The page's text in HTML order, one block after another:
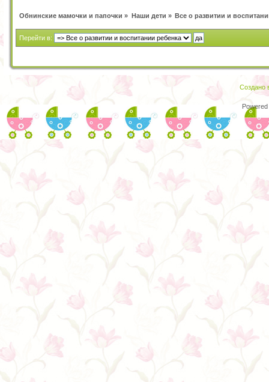
Обнинские мамочки и папочки » Наши дети » Все о развитии и
Перейти в:
Создано